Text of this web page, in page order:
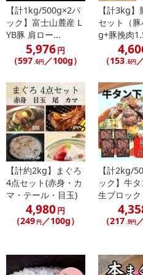
伝票番号がマイページに表示され
【配送日時の指定について】
※配送日時の指定が可能な商品の
配送日、配送時間が異なる可能性
ん。
発送日カレンダー
休業日
【計1kg/500g×2パ
ック】富士山麓産 L
YB豚 肩ロー...
5,976円
（597.6円／100g）
【計3kg
セット（
g+豚挽肉
（153.6円
【計約2kg】まぐろ
4点セット(赤身・カ
マ・テール・目玉)
4,980円
（249 円／100g）
【計2kg/
ック】牛
生ブロッ
（217.9円